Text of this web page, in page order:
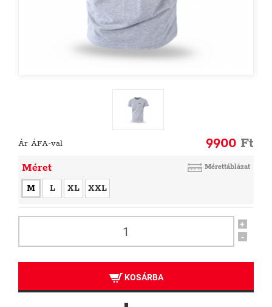
Ár ÁFA-val 9900 Ft
Méret Mérettáblázat
M L XL XXL
+
-
KOSÁRBA